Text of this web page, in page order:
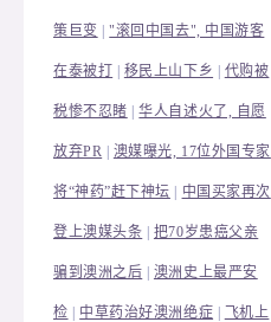
策巨变 |"滚回中国去", 中国游客
在泰被打 移民上山下乡 代购被
税惨不忍睹 |华人自述火了, 自愿
放弃PR 澳媒曝光, 17位外国专家
将“神药”赶下神坛 中国买家再次
登上澳媒头条 把70岁患癌父亲
骗到澳洲之后 澳洲史上最严安
检 中草药治好澳洲绝症 飞机上